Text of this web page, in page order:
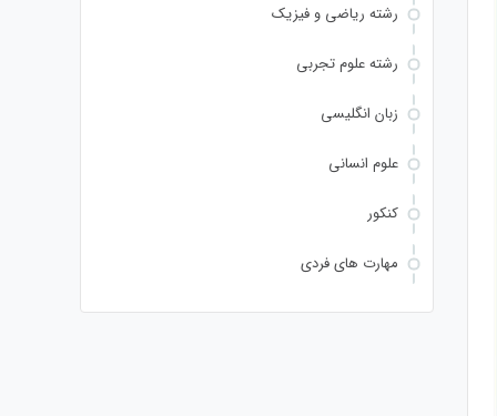
رشته ریاضی و فیزیک
رشته علوم تجربی
زبان انگلیسی
علوم انسانی
کنکور
مهارت های فردی